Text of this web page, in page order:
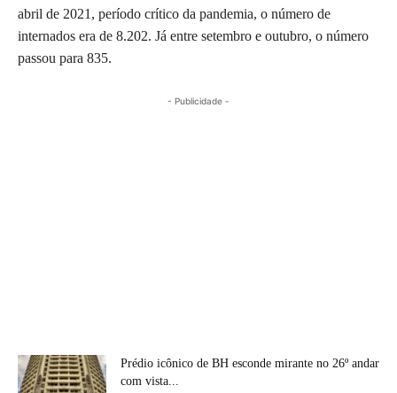
abril de 2021, período crítico da pandemia, o número de
internados era de 8.202. Já entre setembro e outubro, o número
passou para 835.
- Publicidade -
Prédio icônico de BH esconde mirante no 26º andar
com vista...